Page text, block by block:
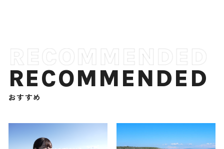
RECOMMENDED
おすすめ